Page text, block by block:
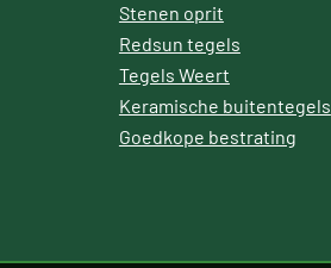
Stenen oprit
Redsun tegels
Tegels Weert
Keramische buitentegels
Goedkope bestrating